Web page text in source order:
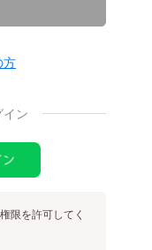
方
イン
限を許可してく